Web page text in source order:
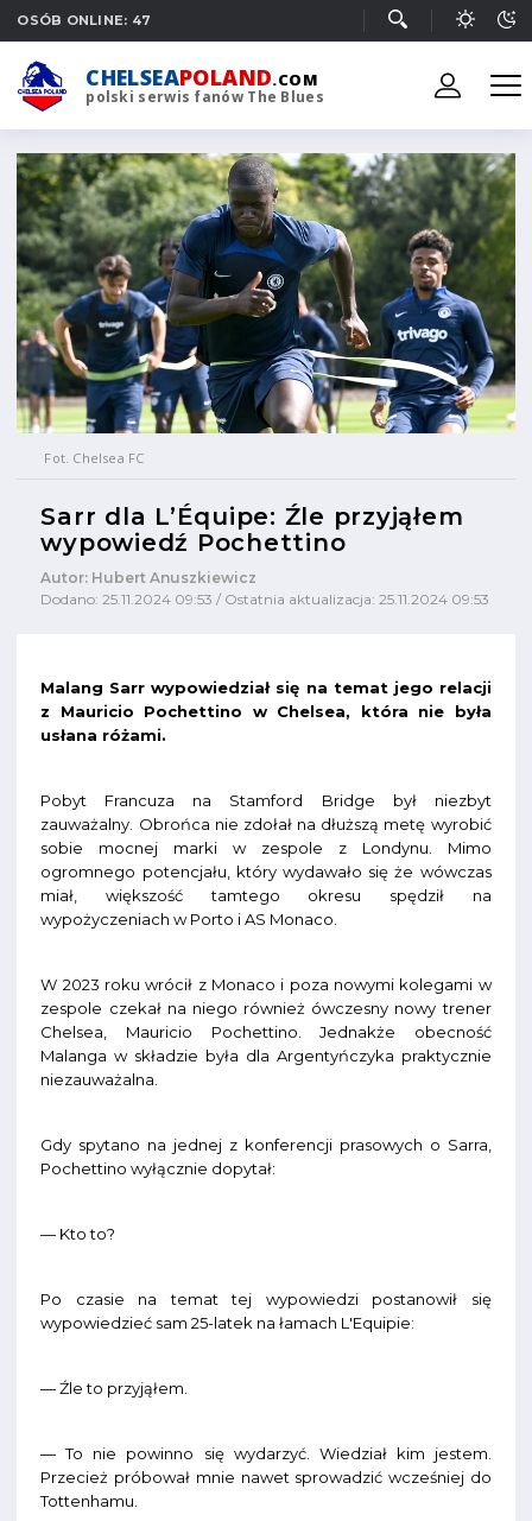
OSÓB ONLINE: 47
CHELSEAPOLAND.COM
polski serwis fanów The Blues
Fot. Chelsea FC
Sarr dla L’Équipe: Źle przyjąłem
wypowiedź Pochettino
Autor: Hubert Anuszkiewicz
Dodano: 25.11.2024 09:53 / Ostatnia aktualizacja: 25.11.2024 09:53
Malang Sarr wypowiedział się na temat jego relacji
z Mauricio Pochettino w Chelsea, która nie była
usłana różami.
Pobyt Francuza na Stamford Bridge był niezbyt
zauważalny. Obrońca nie zdołał na dłuższą metę wyrobić
sobie mocnej marki w zespole z Londynu. Mimo
ogromnego potencjału, który wydawało się że wówczas
miał, większość tamtego okresu spędził na
wypożyczeniach w Porto i AS Monaco.
W 2023 roku wrócił z Monaco i poza nowymi kolegami w
zespole czekał na niego również ówczesny nowy trener
Chelsea, Mauricio Pochettino. Jednakże obecność
Malanga w składzie była dla Argentyńczyka praktycznie
niezauważalna.
Gdy spytano na jednej z konferencji prasowych o Sarra,
Pochettino wyłącznie dopytał:
— Kto to?
Po czasie na temat tej wypowiedzi postanowił się
wypowiedzieć sam 25-latek na łamach L'Equipie:
— Źle to przyjąłem.
— To nie powinno się wydarzyć. Wiedział kim jestem.
Przecież próbował mnie nawet sprowadzić wcześniej do
Tottenhamu.